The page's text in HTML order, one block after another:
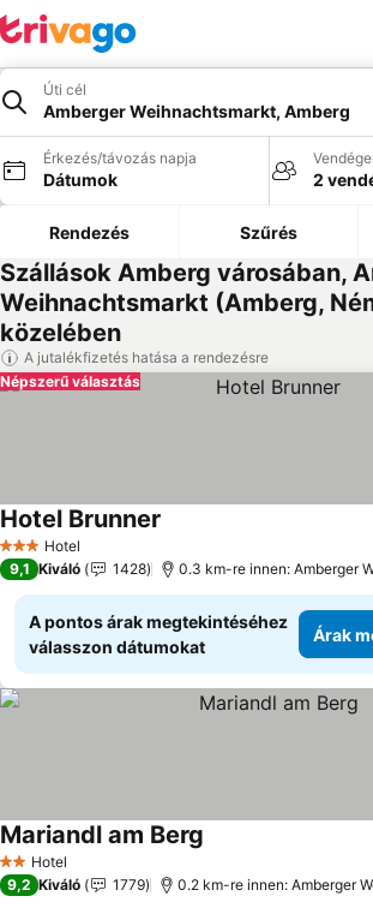
Úti cél
Amberger Weihnachtsmarkt, Amberg
Érkezés/távozás napja
Dátumok 2
Rendezés Szűrés
Szállások Amberg városában,
Weihnachtsmarkt (Amberg,
közelében
A jutalékfizetés hatása a rendezésre
Népszerű választás
3 Kategória
Hotel
Hotel Brunner
9,1 Kiváló 1428 0.3 km-re innen: Amberger
A pontos árak megtekintéséhez
válasszon dátumokat
Árak
2 Kategória
Hotel
Mariandl am Berg
9,2 Kiváló 1779 0.2 km-re innen: Amberger